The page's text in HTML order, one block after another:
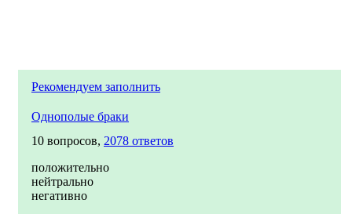
Рекомендуем заполнить
Однополые браки
10 вопросов, 2078 ответов
положительно
нейтрально
негативно